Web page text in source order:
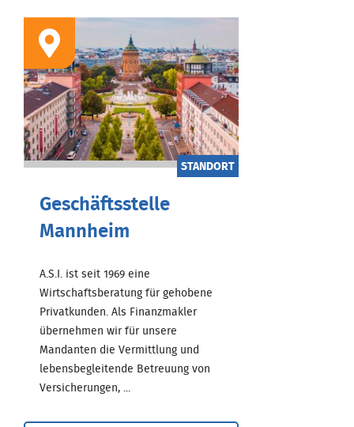
STANDORT
Geschäftsstelle
Mannheim
A.S.I. ist seit 1969 eine
Wirtschaftsberatung für gehobene
Privatkunden. Als Finanzmakler
übernehmen wir für unsere
Mandanten die Vermittlung und
lebensbegleitende Betreuung von
Versicherungen, ...